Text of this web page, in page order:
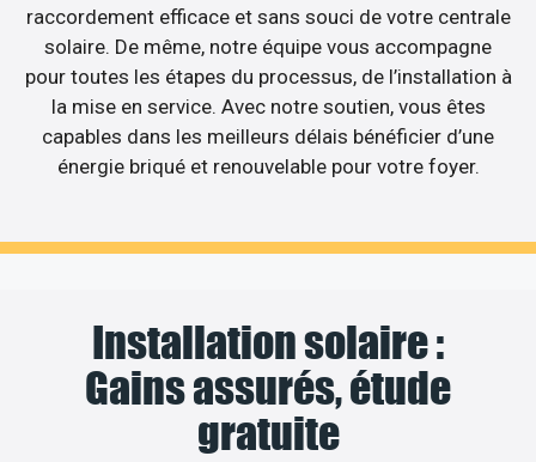
raccordement efficace et sans souci de votre centrale
solaire. De même, notre équipe vous accompagne
pour toutes les étapes du processus, de l’installation à
la mise en service. Avec notre soutien, vous êtes
capables dans les meilleurs délais bénéficier d’une
énergie briqué et renouvelable pour votre foyer.
Installation solaire :
Gains assurés, étude
gratuite